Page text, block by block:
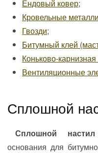
Ендовый ковер;
Кровельные
Гвозди;
Битумный клей
Коньково-
Вентиляционные
Сплошной
Сплошной настил
основания для